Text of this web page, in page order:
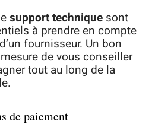
support technique sont
à prendre en compte
fournisseur. Un bon
de vous conseiller
tout au long de la
de paiement